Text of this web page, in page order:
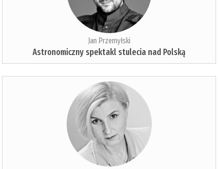
Jan Przemyłski
Astronomiczny spektakl stulecia nad Polską